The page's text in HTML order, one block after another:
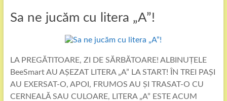
Sa ne jucăm cu litera „A”!
LA PREGĂTITOARE, ZI DE SĂRBĂTOARE! ALBINUȚELE
BeeSmart AU AȘEZAT LITERA „A” LA START! ÎN TREI PAȘI
AU EXERSAT-O, APOI, FRUMOS AU ȘI TRASAT-O CU
CERNEALĂ SAU CULOARE, LITERA „A” ESTE ACUM